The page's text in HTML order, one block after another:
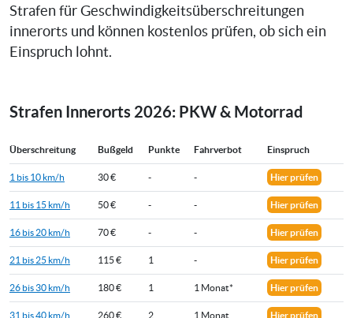
Strafen für Geschwindigkeitsüberschreitungen
innerorts und können kostenlos prüfen, ob sich ein
Einspruch lohnt.
Strafen Innerorts 2026: PKW & Motorrad
Überschreitung Bußgeld Punkte Fahrverbot Einspruch
1 bis 10 km/h 30 € - - Hier prüfen
11 bis 15 km/h 50 € - - Hier prüfen
16 bis 20 km/h 70 € - - Hier prüfen
21 bis 25 km/h 115 € 1 - Hier prüfen
26 bis 30 km/h 180 € 1 1 Monat* Hier prüfen
31 bis 40 km/h 260 € 2 1 Monat Hier prüfen